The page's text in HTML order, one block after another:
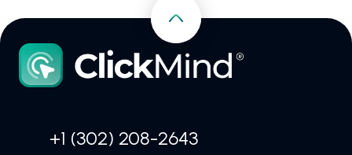
+1 (302) 208-2643